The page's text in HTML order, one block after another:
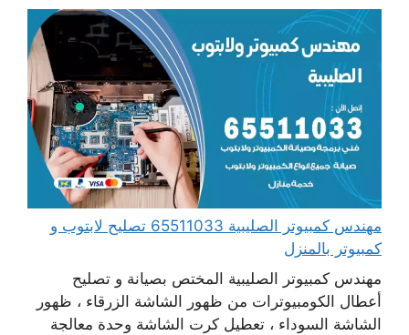
مهندس كمبيوتر الصليبية 65511033 تصليح لابتوب و
كمبيوتر بالمنزل
مهندس كمبيوتر الصليبية المختص بصيانة و تصليح
أعطال الكومبيوترات من ظهور الشاشة الزرقاء ، ظهور
الشاشة السوداء ، تعطيل كرت الشاشة وحدة معالجة